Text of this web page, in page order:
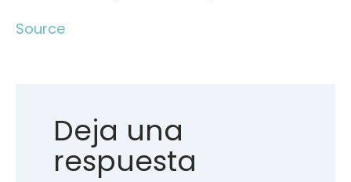
Source
Deja una
respuesta